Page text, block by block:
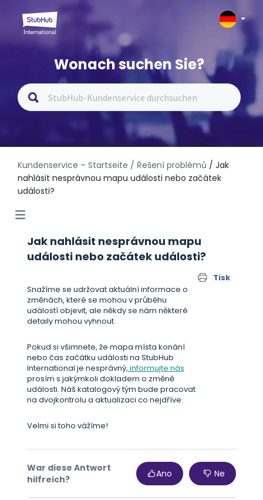
Wonach suchen Sie?
Kundenservice – Startseite / Řešení problémů / Jak
nahlásit nesprávnou mapu události nebo začátek
události?
Jak nahlásit nesprávnou mapu
události nebo začátek události?
Tisk
Snažíme se udržovat aktuální informace o
změnách, které se mohou v průběhu
událostí objevit, ale někdy se nám některé
detaily mohou vyhnout.
Pokud si všimnete, že mapa místa konání
nebo čas začátku události na StubHub
International je nesprávný, informujte nás
prosím s jakýmkoli dokladem o změně
události. Náš katalogový tým bude pracovat
na dvojkontrolu a aktualizaci co nejdříve.
Velmi si toho vážíme!
War diese Antwort
hilfreich?
Ano Ne